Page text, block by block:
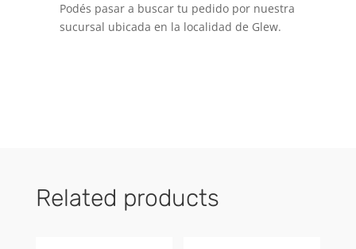
Podés pasar a buscar tu pedido por nuestra
sucursal ubicada en la localidad de Glew.
Related products